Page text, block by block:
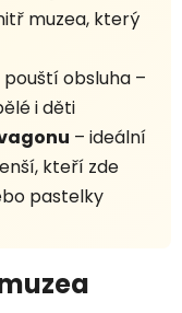
muzea, který
obsluha –
i děti
– ideální
kteří zde
pastelky